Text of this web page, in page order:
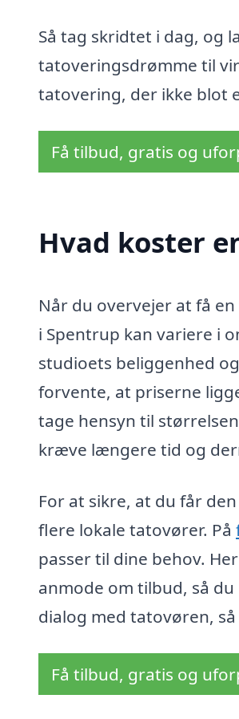
Så tag skridtet i dag, og
tatoveringsdrømme til
tatovering, der ikke blot
Få tilbud, gratis og
Hvad koster
Når du overvejer at få
i Spentrup kan variere i
studioets beliggenhed
forvente, at priserne
tage hensyn til
kræve længere tid og
For at sikre, at du får
flere lokale tatovører. På
passer til dine behov.
anmode om tilbud, så
dialog med tatovøren,
Få tilbud, gratis og